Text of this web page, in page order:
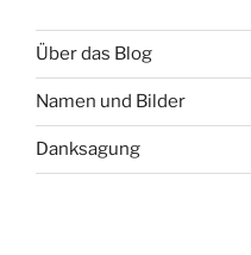
Über das Blog
Namen und Bilder
Danksagung